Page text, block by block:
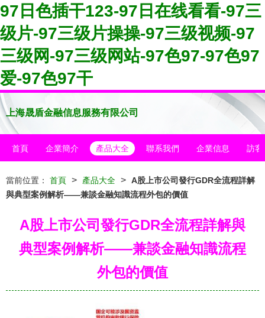
97日色插干123-97日在线看看-97三
级片-97三级片操操-97三级视频-97
三级网-97三级网站-97色97-97色97
爱-97色97干
上海晟盾金融信息服務有限公司
首頁 企業簡介 產品大全 聯系我們 企業信息 訪客
當前位置： 首頁 > 產品大全 > A股上市公司發行GDR全流程詳解
與典型案例解析——兼談金融知識流程外包的價值
A股上市公司發行GDR全流程詳解與
典型案例解析——兼談金融知識流程
外包的價值